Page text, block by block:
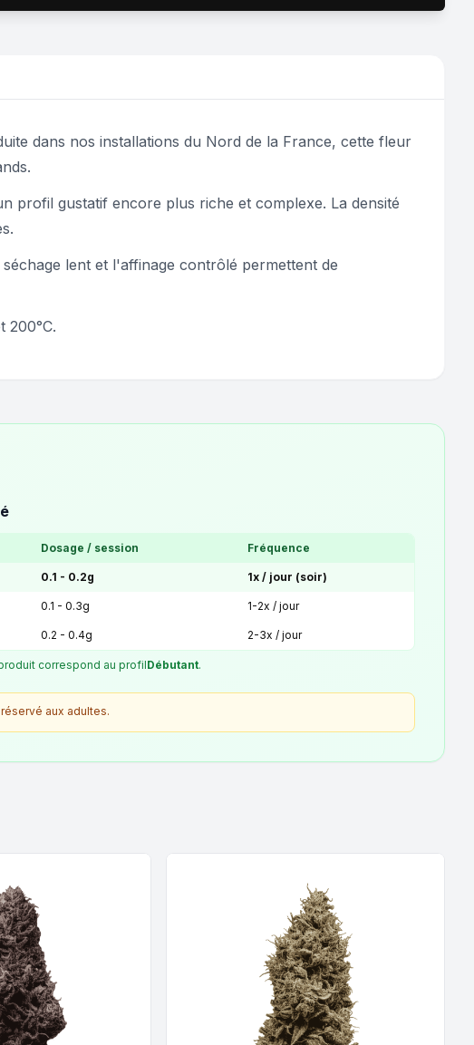
dans nos installations du Nord de la France, cette fleur
profil gustatif encore plus riche et complexe. La densité
lent et l'affinage contrôlé permettent de
200°C.
Dosage / session Fréquence
0.1 - 0.2g 1x / jour (soir)
0.1 - 0.3g 1-2x / jour
0.2 - 0.4g 2-3x / jour
correspond au profilDébutant.
aux adultes.